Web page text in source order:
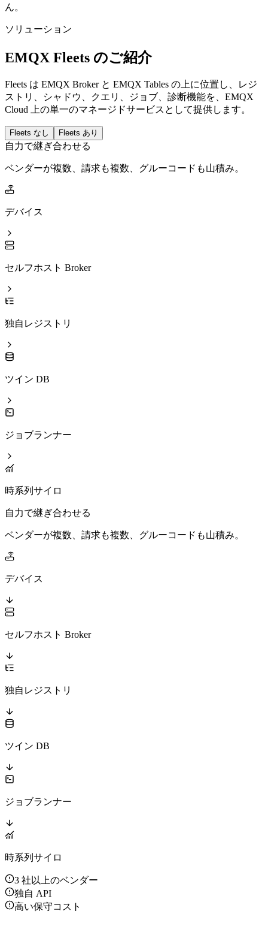
ん。
ソリューション
EMQX Fleets のご紹介
Fleets は EMQX Broker と EMQX Tables の上に位置し、レジ
ストリ、シャドウ、クエリ、ジョブ、診断機能を、EMQX
Cloud 上の単一のマネージドサービスとして提供します。
Fleets なし Fleets あり
自力で継ぎ合わせる
ベンダーが複数、請求も複数、グルーコードも山積み。
デバイス
セルフホスト Broker
独自レジストリ
ツイン DB
ジョブランナー
時系列サイロ
自力で継ぎ合わせる
ベンダーが複数、請求も複数、グルーコードも山積み。
デバイス
セルフホスト Broker
独自レジストリ
ツイン DB
ジョブランナー
時系列サイロ
3 社以上のベンダー
独自 API
高い保守コスト